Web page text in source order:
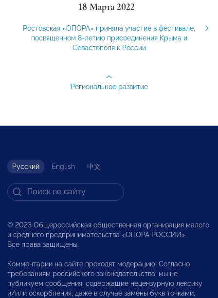
18 Марта 2022
Ростовская «ОПОРА» приняла участие в фестивале,
посвященном 8-летию присоединения Крыма и
Севастополя к России
Региональное развитие
Русский English 中文
© 2023 Общероссийская общественная организация малого
и среднего предпринимательства «ОПОРА РОССИИ».
Все права защищены.
Комментарии на сайте проходят модерацию. Согласно
требованиям российского законодательства, мы не
публикуем сообщения, содержащие нецензурную лексику
и/или оскорбления, даже в случае замены букв точками,